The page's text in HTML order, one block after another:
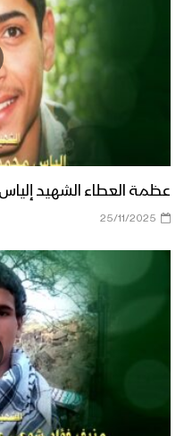
عظمة العطاء الشهيد
25/11/2025